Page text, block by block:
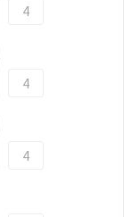
4
4
4